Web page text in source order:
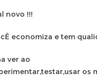
novo !!!
economiza e tem
ver ao
os